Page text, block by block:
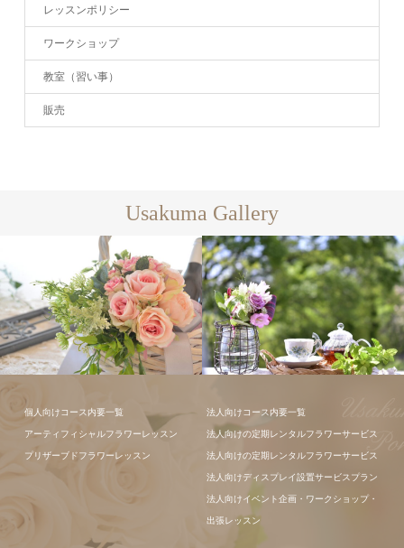
レッスンポリシー
ワークショップ
教室（習い事）
販売
Usakuma Gallery
ギャラリー全
ト
個人向けコース内要一覧
アーティフィシャルフラワーレッスン
プリザーブドフラワーレッスン
法人向けコース内要一覧
法人向けの定期レンタルフラワーサービス
法人向けの定期レンタルフラワーサービス
法人向けディスプレイ設置サービスプラン
法人向けイベント企画・ワークショップ・
出張レッスン